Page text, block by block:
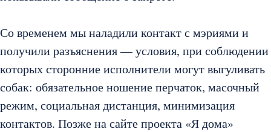
Со временем мы наладили контакт с мэриями и
получили разъяснения — условия, при соблюдении
которых сторонние исполнители могут выгуливать
собак: обязательное ношение перчаток, масочный
режим, социальная дистанция, минимизация
контактов. Позже на сайте проекта «Я дома»